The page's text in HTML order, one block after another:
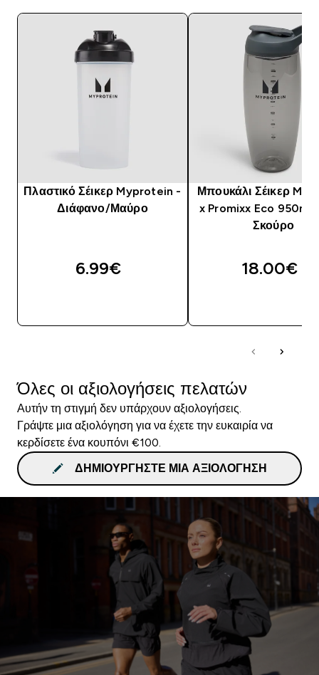
Πλαστικό Σέικερ Myprotein -
Διάφανο/Μαύρο
6.99€‎
Μπουκάλι Σέικερ
x Promixx Eco 950ml
Σκούρο
18.00€‎
Όλες οι αξιολογήσεις πελατών
Αυτήν τη στιγμή δεν υπάρχουν αξιολογήσεις.
Γράψτε μια αξιολόγηση για να έχετε την ευκαιρία να
κερδίσετε ένα κουπόνι €100.
ΔΗΜΙΟΥΡΓΉΣΤΕ ΜΙΑ ΑΞΙΟΛΌΓΗΣΗ